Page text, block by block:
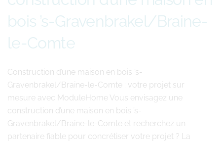
bois ’s-Gravenbrakel/Braine-
le-Comte
Construction d’une maison en bois ’s-
Gravenbrakel/Braine-le-Comte : votre projet sur
mesure avec ModuleHome Vous envisagez une
construction d’une maison en bois ’s-
Gravenbrakel/Braine-le-Comte et recherchez un
partenaire fiable pour concrétiser votre projet ? La